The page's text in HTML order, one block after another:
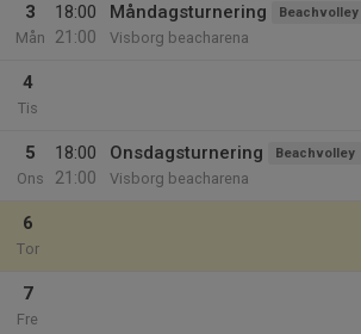
3
Mån
18:00
21:00
Måndagsturnering Beachvolley
Visborg beacharena
4
Tis
5
Ons
18:00
21:00
Onsdagsturnering Beachvolley
Visborg beacharena
6
Tor
7
Fre